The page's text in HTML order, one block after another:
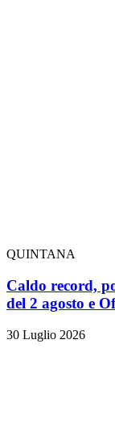
QUINTANA
Caldo record,
del 2 agosto e
30 Luglio 2026